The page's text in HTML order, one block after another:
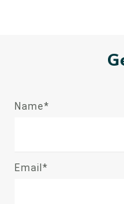
Name*
Email*